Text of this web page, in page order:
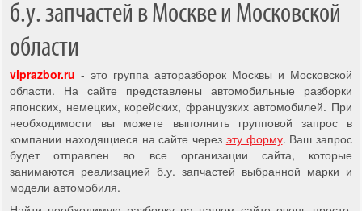
б.у. запчастей в Москве и Московской
области
viprazbor.ru - это группа авторазборок Москвы и Московской
области. На сайте представлены автомобильные разборки
японских, немецких, корейских, французких автомобилей. При
необходимости вы можете выполнить групповой запрос в
компании находящиеся на сайте через эту форму. Ваш запрос
будет отправлен во все организации сайта, которые
занимаются реализацией б.у. запчастей выбранной марки и
модели автомобиля.